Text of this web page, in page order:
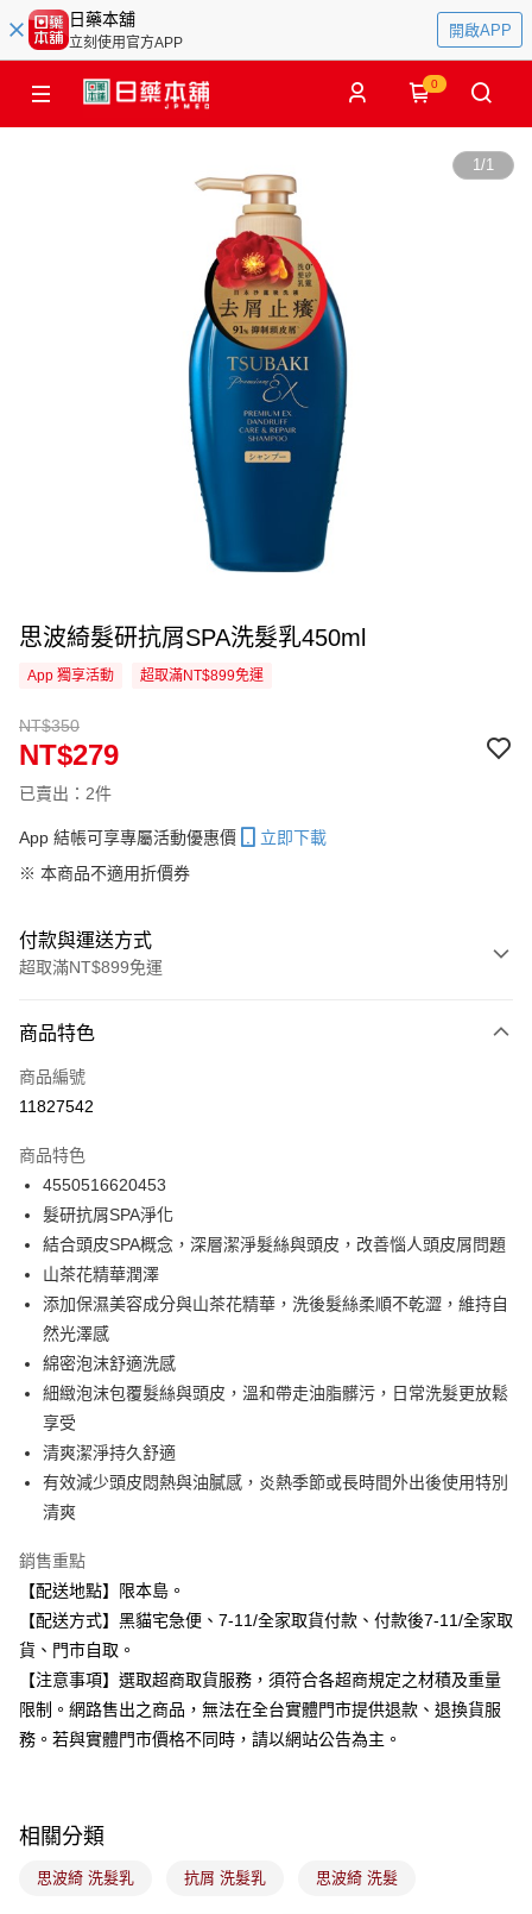
日藥本舖
立刻使用官方APP
開啟APP
0
1/1
思波綺髮研抗屑SPA洗髮乳450ml
App 獨享活動 超取滿NT$899免運
NT$350
NT$279
已賣出：2件
App 結帳可享專屬活動優惠價
立即下載
※ 本商品不適用折價券
付款與運送方式
超取滿NT$899免運
信用卡一次付款
信用卡分期付款
合作金庫商業銀行
華南商業銀行
上海商業儲蓄銀行
國泰世華商業銀行
兆豐國際商業銀行
臺灣中小企業銀行
匯豐（台灣）商業銀行
華泰商業銀行
聯邦商業銀行
遠東國際商業銀行
元大商業銀行
玉山商業銀行
台新國際商業銀行
中國信託商業銀行
台灣樂天信用卡公司
LINE Pay
Apple Pay
街口支付
Google Pay
大哥付你分期
相關說明
1.本服務由台灣大哥大提供，台灣大哥大用戶可立即使用無須另外申請。
2.付款方式選擇「大哥付你分期」，訂單成立後會自動跳轉到大哥付的交易
流程，驗證手機門號後，選擇欲分期的期數、繳款截止日，確認付款後即完
成交易。
3.實際核准額度、可分期數及費用金額請依後續交易確認頁面所載為準。
消。如遇「轉專審核」未通過狀況，表示未達大哥付你分期系統評分，恕無
法說明評估內容。
【繳款方式說明】
1.分期款項不併入電信帳單，「大哥付你分期」於每月結算日後寄送繳費提
1.本服務係由「台灣大哥大股份有限公司」（以下簡稱本公司）所提供，讓
ATM付款
運送方式
全家取貨付款
每筆NT$100，滿NT$899(含以上)免運費
付款後全家取貨
每筆NT$100，滿NT$899(含以上)免運費
付款後7-11取貨
商品特色
商品編號
11827542
商品特色
4550516620453
髮研抗屑SPA淨化
結合頭皮SPA概念，深層潔淨髮絲與頭皮，改善惱人頭皮屑問題
山茶花精華潤澤
添加保濕美容成分與山茶花精華，洗後髮絲柔順不乾澀，維持自
然光澤感
綿密泡沫舒適洗感
細緻泡沫包覆髮絲與頭皮，溫和帶走油脂髒污，日常洗髮更放鬆
享受
清爽潔淨持久舒適
有效減少頭皮悶熱與油膩感，炎熱季節或長時間外出後使用特別
清爽
銷售重點
【配送地點】限本島。
【配送方式】黑貓宅急便、7-11/全家取貨付款、付款後7-11/全家取
貨、門市自取。
【注意事項】選取超商取貨服務，須符合各超商規定之材積及重量
限制。網路售出之商品，無法在全台實體門市提供退款、退換貨服
務。若與實體門市價格不同時，請以網站公告為主。
相關分類
思波綺 洗髮乳 抗屑 洗髮乳 思波綺 洗髮